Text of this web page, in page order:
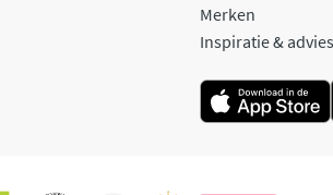
Merken
Inspiratie & advies